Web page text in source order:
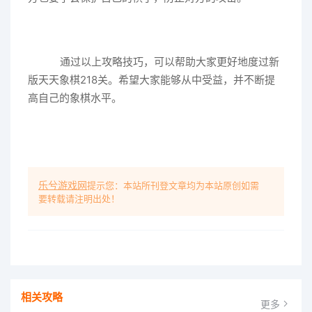
通过以上攻略技巧，可以帮助大家更好地度过新
版天天象棋218关。希望大家能够从中受益，并不断提
高自己的象棋水平。
乐兮游戏网提示您：本站所刊登文章均为本站原创如需
要转载请注明出处！
相关攻略 更多